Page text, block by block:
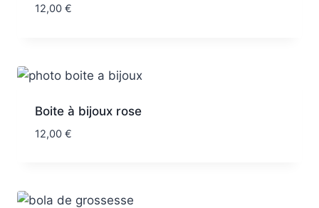
12,00 €
Boite à bijoux rose
12,00 €